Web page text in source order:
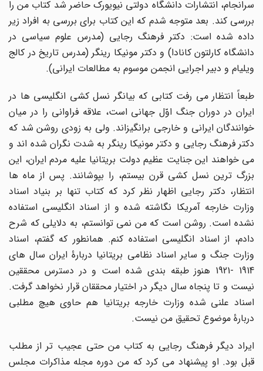
سرانجام، انتشارات دانشگاه دولتی نیویورک حاضر شد کتاب من را
بررسی کند. بعد متوجه شدم که این کتاب برای بررسی به افراد زیر
داده شده است: دکتر فرهنگ رجایی (مدرس علوم سیاسی در
دانشگاه کارلتون کانادا) و دکتر مونیکا رینگر (مدرس تاریخ در کالج
ویلیام و دبیر اجرایی انجمن موسوم به مطالعات ایرانی).
طبعاً انتظار می رفت کتابی که بیانگر نسل کشی انگلیسی ها در
ایران در دوران جنگ اوّل جهانی است، علاقه فراوانی را در میان
خوانندگان ایرانی و خارجی برانگیزاند. ولی به زودی روشن شد که
دکتر فرهنگ رجایی و دکتر مونیکا رینگر به شدت نگران شده اند و
می خواهند این جنایت عظیم دولت بریتانیا علیه مردم ایران، این
بزرگ ترین نسل کشی قرن بیستم، را بپوشانند. پس از ماه ها
انتظار، دکتر رجایی اظهار نظر کرد که کتاب تنها بر بنیاد اسناد
وزارت خارجه آمریکا نگاشته شده و از اسناد انگلیسی استفاده
نشده است. روشن است که من نمی توانستم، به دلایلی که شرح
دادم، از اسناد انگلیسی استفاده کنم. همانطور که گفتم، اسناد
وزارت جنگ و سایر اسناد نظامی بریتانیا دربارۀ ایران سال های
1914 -1921 هنوز طبقه بندی شده است و در دسترس محققین
نیست و تا پنجاه سال دیگر در اختیار محققان قرار نخواهد گرفت.
اسناد علنی شده وزارت خارجه بریتانیا هم حاوی هیچ مطلبی
دربارۀ موضوع تحقیق من نیست.
ایراد دیگر فرهنگ رجایی به کتاب من حتی عجیب تر از مطلب
قبل بود. او پیشنهاد می کرد که من دوره مجله مذاکرات مجلس